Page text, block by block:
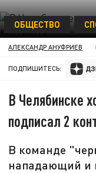
ОБЩЕСТВО
АЛЕКСАНДР АНУФРИЕВ
ПОДПИШИТЕСЬ:
В Челябинске
подписал 2
В команде
нападающий и